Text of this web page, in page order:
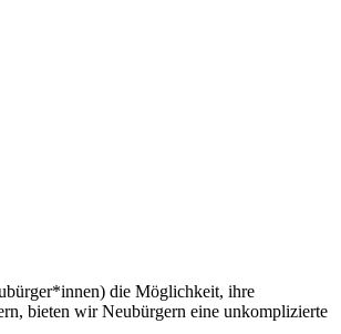
die Möglichkeit, ihre
bieten wir Neubürgern eine unkomplizierte